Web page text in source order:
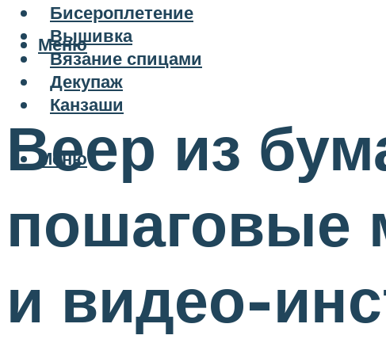
Бисероплетение
Вышивка
Вязание спицами
Декупаж
Канзаши
Меню
Меню
Веер из
пошаговые
и видео-